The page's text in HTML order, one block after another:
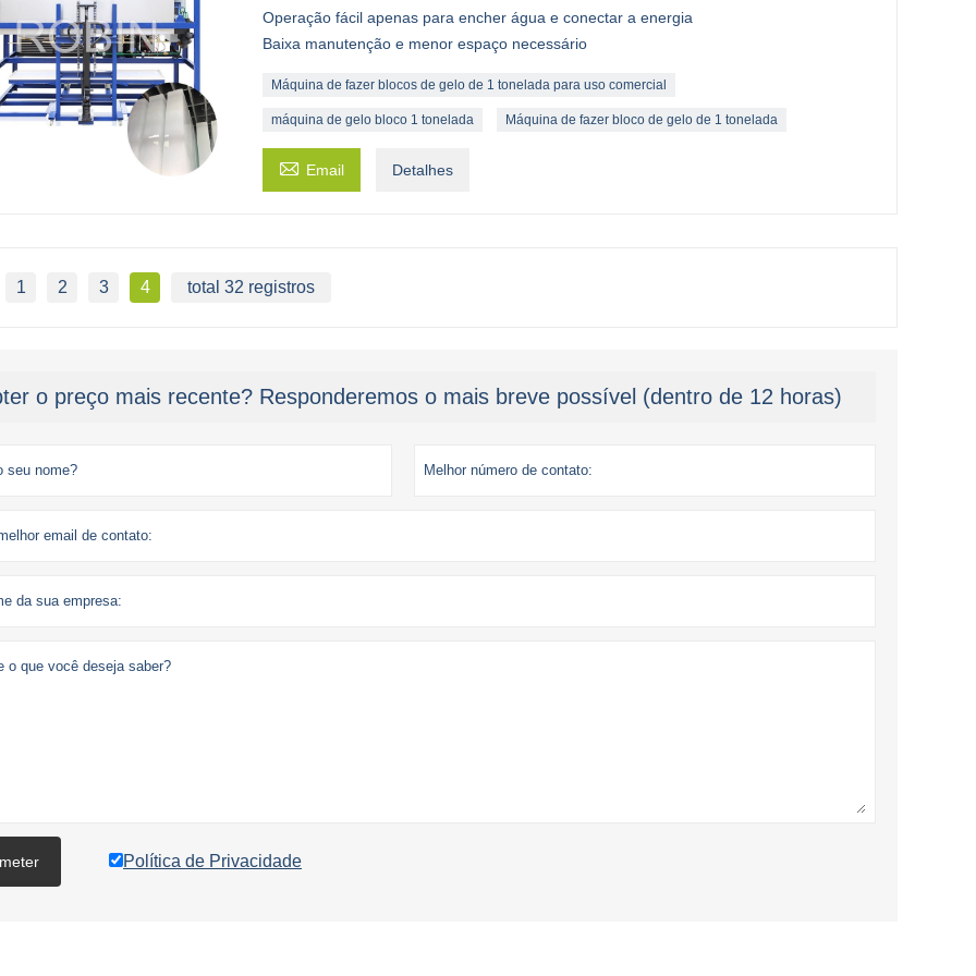
Operação fácil apenas para encher água e conectar a energia
Baixa manutenção e menor espaço necessário
Máquina de fazer blocos de gelo de 1 tonelada para uso comercial
máquina de gelo bloco 1 tonelada Máquina de fazer bloco de gelo de 1 tonelada
 Email Detalhes
1 2 3 4 total 32 registros
o preço mais recente? Responderemos o mais breve possível (dentro de 12 horas)
Política de Privacidade